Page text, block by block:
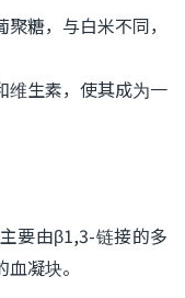
糖，与白米不同，
维生素，使其成为一
要由β1,3-链接的多
凝块。